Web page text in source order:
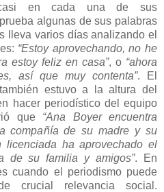
en cada una de sus
algunas de sus palabras
lleva varios días analizando el
“Estoy aprovechando, no he
estoy feliz en casa”, o “ahora
así que muy contenta”. El
estuvo a la altura del
hacer periodístico del equipo
que “Ana Boyer encuentra
compañía de su madre y su
licenciada ha aprovechado el
de su familia y amigos”. En
cuando el periodismo puede
crucial relevancia social.